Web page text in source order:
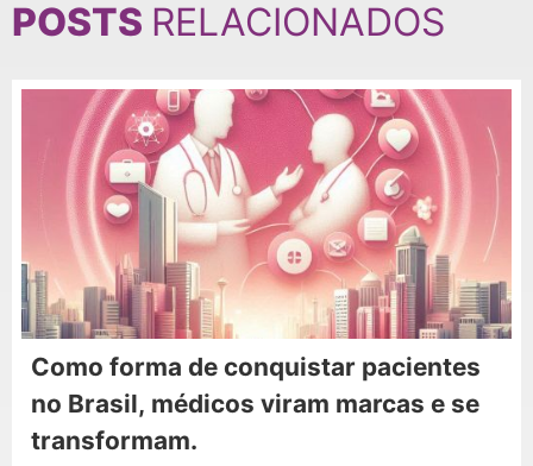
POSTS RELACIONADOS
Como forma de conquistar pacientes
no Brasil, médicos viram marcas e se
transformam.